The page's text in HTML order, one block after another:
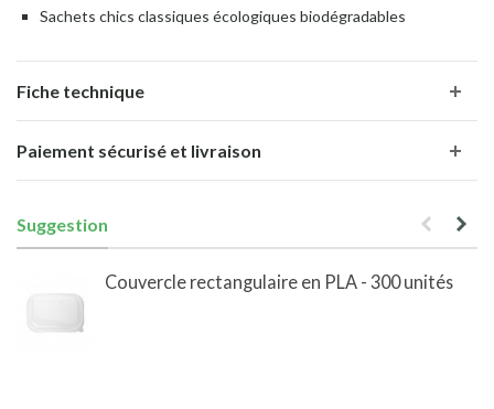
Sachets chics classiques écologiques biodégradables
Fiche technique
Paiement sécurisé et livraison
Suggestion
Couvercle rectangulaire en PLA - 300 unités